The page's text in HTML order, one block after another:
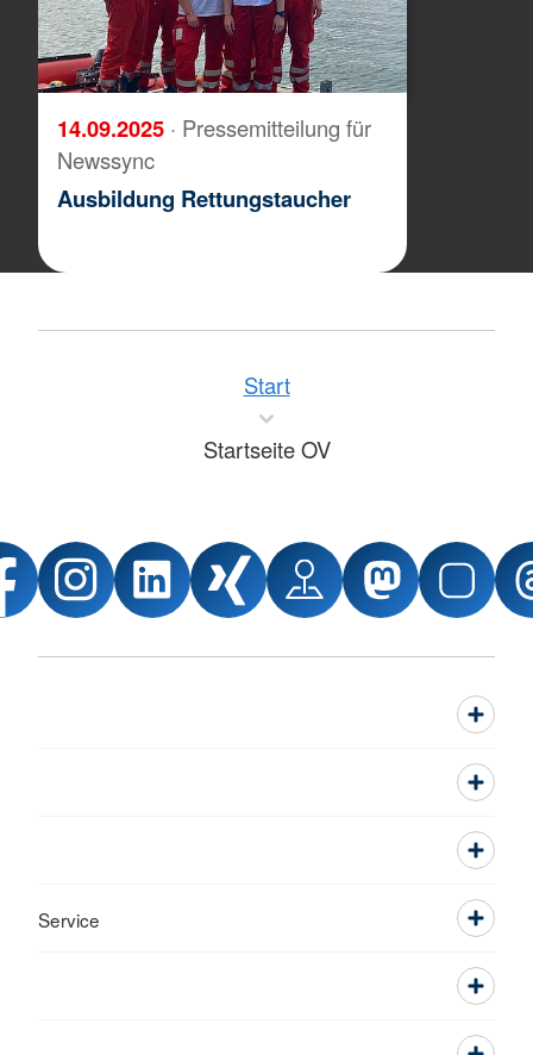
14.09.2025 · Pressemitteilung für
Newssync
Ausbildung Rettungstaucher
Start
Startseite OV
Service